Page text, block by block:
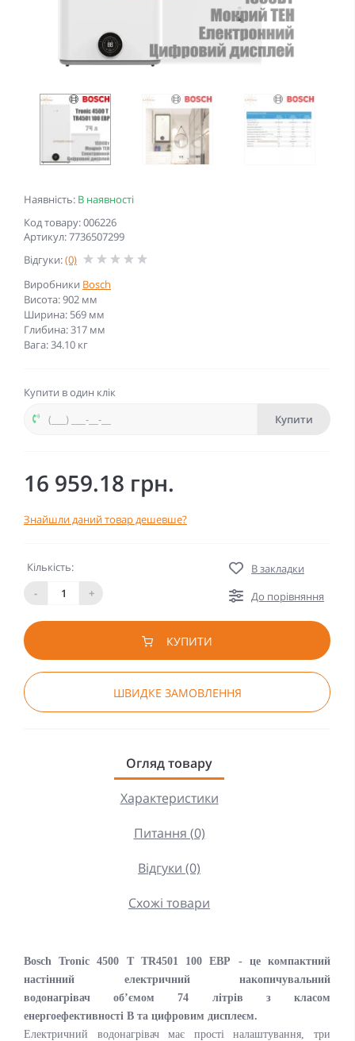
Наявність: В наявності
Код товару: 006226
Артикул: 7736507299
Відгуки:(0)
Виробники Bosch
Висота: 902 мм
Ширина: 569 мм
Глибина: 317 мм
Вага: 34.10 кг
Купити в один клік
Купити
16 959.18 грн.
Знайшли даний товар дешевше?
Кількість:
-
+
В закладки
До порівняння
КУПИТИ
ШВИДКЕ ЗАМОВЛЕННЯ
Огляд товару
Характеристики
Питання (0)
Відгуки (0)
Схожі товари
Bosch Tronic 4500 T TR4501 100 EBP - це компактний
настінний електричний накопичувальний
водонагрівачоб’ємом 74 літрів з класом
енергоефективності B та цифровим дисплеєм.
Електричний водонагрівач має прості налаштування, три